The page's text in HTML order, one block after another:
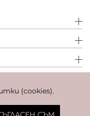
(cookies).
= 1,95583 BGN